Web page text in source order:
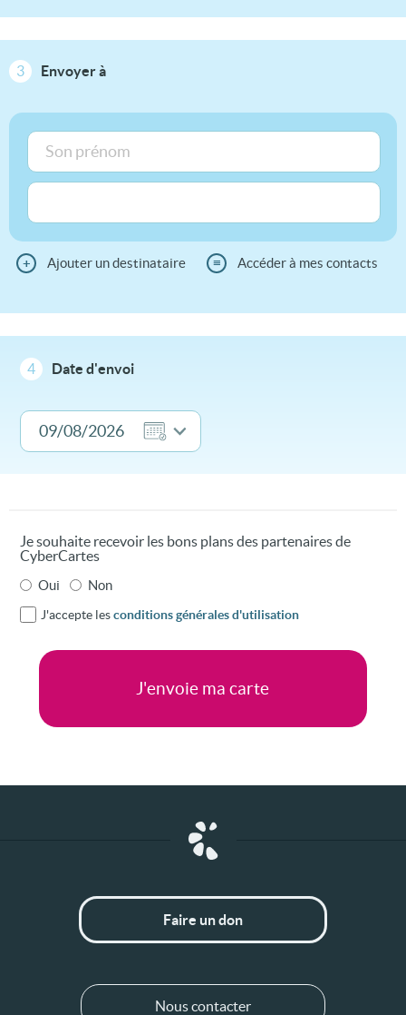
3 Envoyer à
+ Ajouter un destinataire ≡ Accéder à mes contacts
4 Date d'envoi
Je souhaite recevoir les bons plans des partenaires de
CyberCartes
Oui Non
J'accepte lesconditions générales d'utilisation
Faire un don
Nous contacter